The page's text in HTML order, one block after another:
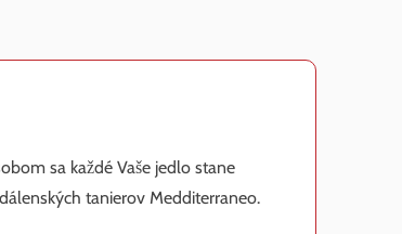
sa každé Vaše jedlo stane
tanierov Medditerraneo.